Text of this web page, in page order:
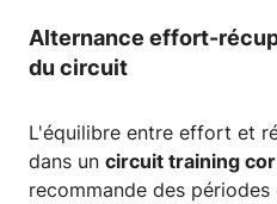
Alternance effort-
du circuit
L'équilibre entre effort et
dans un circuit training
recommande des